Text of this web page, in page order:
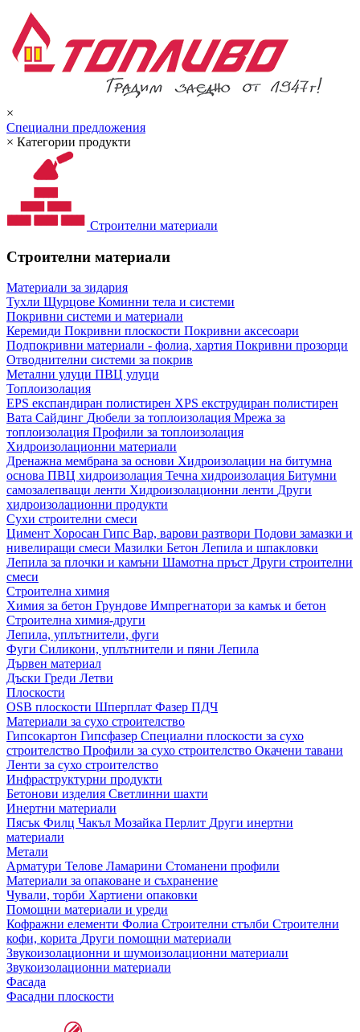
×
Специални предложения
× Категории продукти
Строителни материали
Строителни материали
Материали за зидария
Тухли Щурцове Коминни тела и системи
Покривни системи и материали
Керемиди Покривни плоскости Покривни аксесоари
Подпокривни материали - фолиа, хартия Покривни прозорци
Отводнителни системи за покрив
Метални улуци ПВЦ улуци
Топлоизолация
EPS експандиран полистирен XPS екструдиран полистирен
Вата Сайдинг Дюбели за топлоизолация Мрежа за
топлоизолация Профили за топлоизолация
Хидроизолационни материали
Дренажна мембрана за основи Хидроизолации на битумна
основа ПВЦ хидроизолация Течна хидроизолация Битумни
самозалепващи ленти Хидроизолационни ленти Други
хидроизолационни продукти
Сухи строителни смеси
Цимент Хоросан Гипс Вар, варови разтвори Подови замазки и
нивелиращи смеси Мазилки Бетон Лепила и шпакловки
Лепила за плочки и камъни Шамотна пръст Други строителни
смеси
Строителна химия
Химия за бетон Грундове Импрегнатори за камък и бетон
Строителна химия-други
Лепила, уплътнители, фуги
Фуги Силикони, уплътнители и пяни Лепила
Дървен материал
Дъски Греди Летви
Плоскости
OSB плоскости Шперплат Фазер ПДЧ
Материали за сухо строителство
Гипсокартон Гипсфазер Специални плоскости за сухо
строителство Профили за сухо строителство Окачени тавани
Ленти за сухо строителство
Инфраструктурни продукти
Бетонови изделия Светлинни шахти
Инертни материали
Пясък Филц Чакъл Мозайкa Перлит Други инертни
материали
Метали
Арматури Телове Ламарини Стоманени профили
Материали за опаковане и съхранение
Чували, торби Хартиени опаковки
Помощни материали и уреди
Кофражни елементи Фолиа Строителни стълби Строителни
кофи, корита Други помощни материали
Звукоизолационни и шумоизолационни материали
Звукоизолационни материали
Фасада
Фасадни плоскости